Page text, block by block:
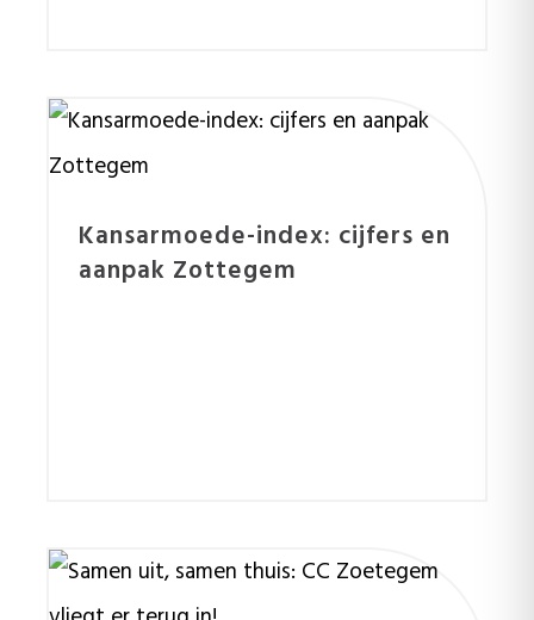
Kansarmoede-index: cijfers en
aanpak Zottegem